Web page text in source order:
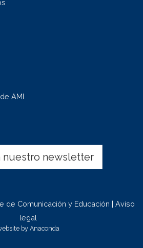
AMI
nuestro newsletter
de Comunicación y Educación | Aviso
legal
by Anaconda